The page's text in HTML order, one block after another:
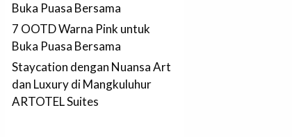
Buka Puasa Bersama
7 OOTD Warna Pink untuk
Buka Puasa Bersama
Staycation dengan Nuansa Art
dan Luxury di Mangkuluhur
ARTOTEL Suites